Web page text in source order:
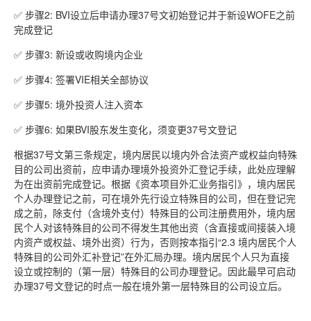
✅ 步骤2: BVI设立后申请办理37号文初始登记并于新设WOFE之前
完成登记
✅ 步骤3: 新设或收购境内企业
✅ 步骤4: 签署VIE相关全部协议
✅ 步骤5: 境外投资人注入资本
✅ 步骤6: 如果BVI股东发生变化，须变更37号文登记
根据37号文第三条规定，境内居民以境内外合法资产或权益向特殊
目的公司出资前，应申请办理境外投资外汇登记手续，此处应理解
为在出资前完成登记。根据《资本项目外汇业务指引》，境内居民
个人办理登记之前，可在境外先行设立特殊目的公司，但在登记完
成之前，除支付（含境外支付）特殊目的公司注册费用外，境内居
民个人对该特殊目的公司不得发生其他出资（含直接或间接装入境
内资产或权益、境外出资）行为，否则按本指引“2.3 境内居民个人
特殊目的公司外汇补登记”在外汇局办理。境内居民个人只为直接
设立或控制的（第一层）特殊目的公司办理登记。因此最早可启动
办理37号文登记的时点一般在境外第一层特殊目的公司设立后。